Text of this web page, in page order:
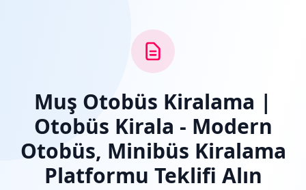
Muş Otobüs Kiralama |
Otobüs Kirala - Modern
Otobüs, Minibüs Kiralama
Platformu Teklifi Alın